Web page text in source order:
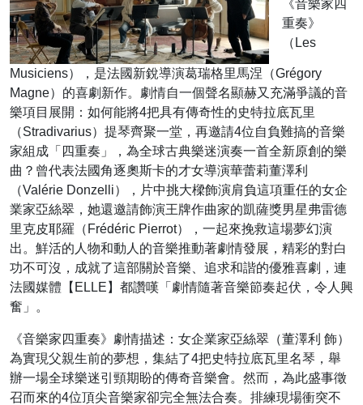
《音樂家四
重奏》
（Les
Musiciens），是法國新銳導演葛瑞格里馬涅（Grégory
Magne）的喜劇新作。劇情自一個聲名顯赫又充滿爭議的音
樂項目展開：如何能將4把具有傳奇性的史特拉底瓦里
（Stradivarius）提琴齊聚一堂，再邀請4位自負難搞的音樂
家組成「四重奏」，為全球古典樂迷演奏一首全新原創的樂
曲？曾代表法國角逐奧斯卡的才女導演華蕾莉董澤利
（Valérie Donzelli），片中挑大樑飾演肩負這項重任的女企
業家亞絲翠，她還邀請飾演王牌作曲家的凱薩獎男星弗雷德
里克皮耶羅（Frédéric Pierrot），一起來挽救這場夢幻演
出。鮮活的人物和動人的音樂推動著劇情發展，精彩的對白
功不可沒，成就了這部關於音樂、追求和諧的優雅喜劇，連
法國媒體【ELLE】都讚嘆「劇情隨著音樂節奏起伏，令人興
奮」。
《音樂家四重奏》劇情描述：女企業家亞絲翠（董澤利 飾）
為實現父親生前的夢想，集結了4把史特拉底瓦里名琴，舉
辦一場全球樂迷引頸期盼的傳奇音樂會。然而，為此盛事徵
召而來的4位頂尖音樂家卻完全無法合奏。排練現場衝突不